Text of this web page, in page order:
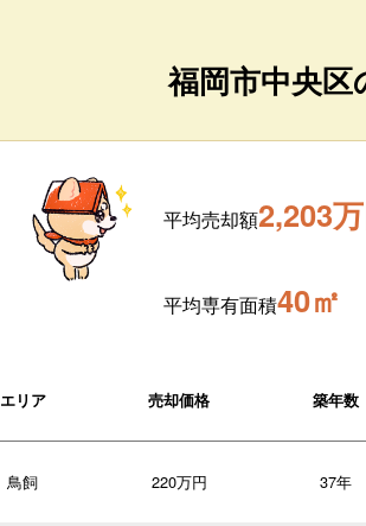
福岡市中央
平均売却額2,203
平均専有面積40㎡
エリア 売却価格 築年数
鳥飼 220万円 37年